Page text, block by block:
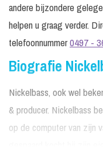
andere bijzondere
helpen u graag verder.
telefoonnummer0497 -
Biografie
Nickelbass, ook wel
& producer. Nickelbass
op de computer van zijn